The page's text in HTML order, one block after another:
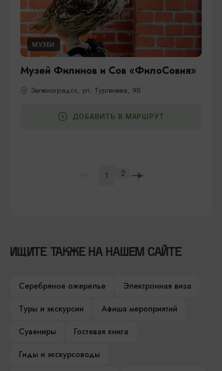
МУЗЕИ
Музей Филинов и Сов «ФилоСовия»
Зеленоградск, ул. Тургенева, 9В
ДОБАВИТЬ В МАРШРУТ
1 2
ИЩИТЕ ТАКЖЕ НА НАШЕМ САЙТЕ
Серебряное ожерелье
Электронная виза
Туры и экскурсии
Афиша мероприятий
Сувениры
Гостевая книга
Гиды и экскурсоводы